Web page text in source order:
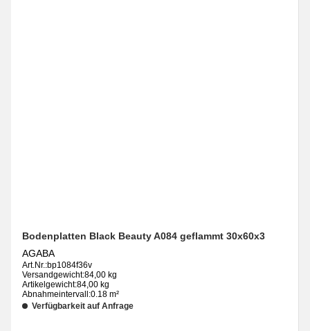
Bodenplatten Black Beauty A084 geflammt 30x60x3
AGABA
Art.Nr.:bp1084f36v
Versandgewicht:84,00 kg
Artikelgewicht:84,00 kg
Abnahmeintervall:0.18 m²
Verfügbarkeit auf Anfrage